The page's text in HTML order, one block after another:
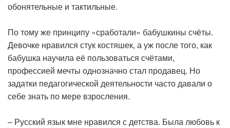
обонятельные и тактильные.
По тому же принципу «сработали» бабушкины счёты.
Девочке нравился стук костяшек, а уж после того, как
бабушка научила её пользоваться счётами,
профессией мечты однозначно стал продавец. Но
задатки педагогической деятельности часто давали о
себе знать по мере взросления.
– Русский язык мне нравился с детства. Была любовь к